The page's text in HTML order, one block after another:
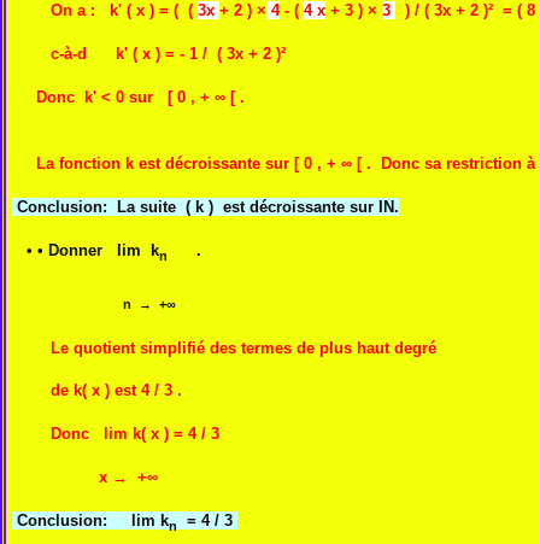
On a : k' ( x ) = ( ( 3x + 2 ) × 4- ( 4 x + 3 ) × 3 ) / ( 3x + 2 )² = (
c-à-d k' ( x ) = - 1 / ( 3x + 2 )²
Donc k' < 0 sur [ 0 , + ∞ [ .
La fonction k est décroissante sur [0 , + ∞ [ . Donc sa restriction
Conclusion: La suite ( k ) est décroissante sur IN.
• • Donner lim kn .
n → +∞
Le quotient simplifié des termes de plus haut degré
de k( x ) est
Donc lim k( x ) = 4 / 3
x → +∞
Conclusion: lim kn = 4 / 3